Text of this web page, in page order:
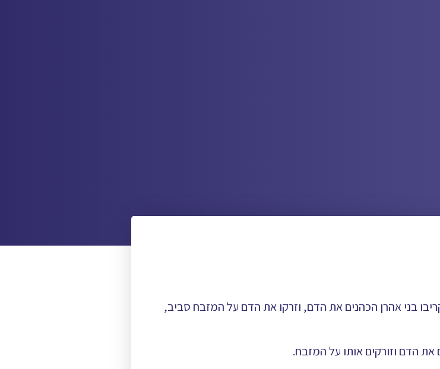
בני אהרן הכהנים את הדם, וזרקו את הדם על המזבח סביב,
הדם וזורקים אותו על המזבח.